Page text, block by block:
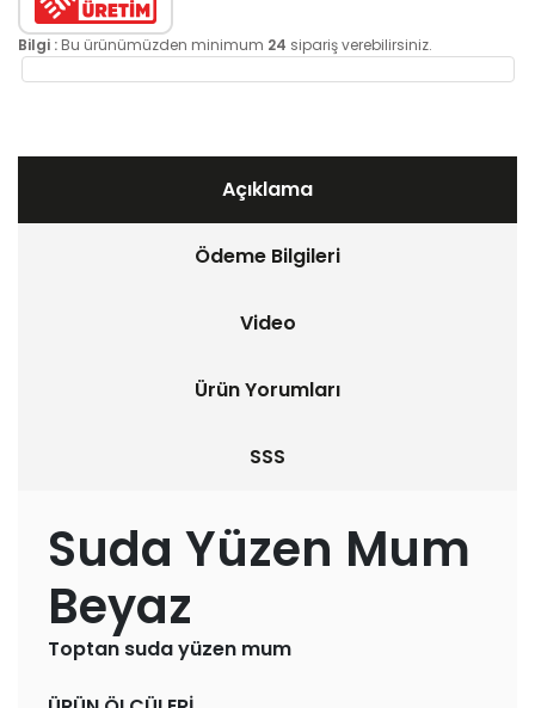
Bilgi : Bu ürünümüzden minimum 24 sipariş verebilirsiniz.
Açıklama
Ödeme Bilgileri
Video
Ürün Yorumları
SSS
Suda Yüzen Mum
Beyaz
Toptan suda yüzen mum